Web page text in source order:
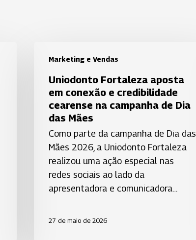
Marketing e Vendas
Fortaleza
aposta
conexão
credibilidade
cearense
campanha
Uniodonto Fortaleza aposta
em conexão e credibilidade
cearense na campanha de Dia
das Mães
Como parte da campanha de Dia das
Mães 2026, a Uniodonto Fortaleza
realizou uma ação especial nas
redes sociais ao lado da
apresentadora e comunicadora…
27 de maio de 2026